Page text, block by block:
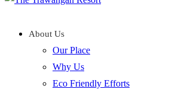
About Us
Our Place
Why Us
Eco Friendly Efforts